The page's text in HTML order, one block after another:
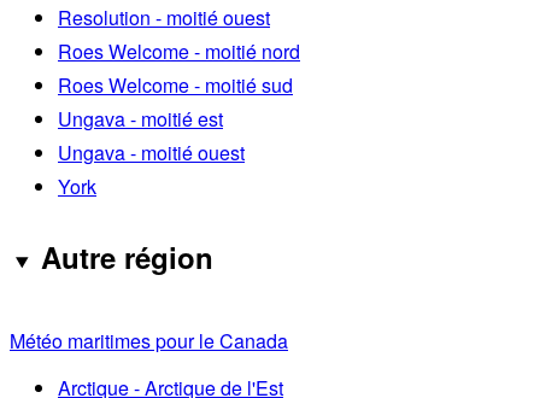
Resolution - moitié ouest
Roes Welcome - moitié nord
Roes Welcome - moitié sud
Ungava - moitié est
Ungava - moitié ouest
York
Autre région
Météo maritimes pour le Canada
Arctique - Arctique de l'Est